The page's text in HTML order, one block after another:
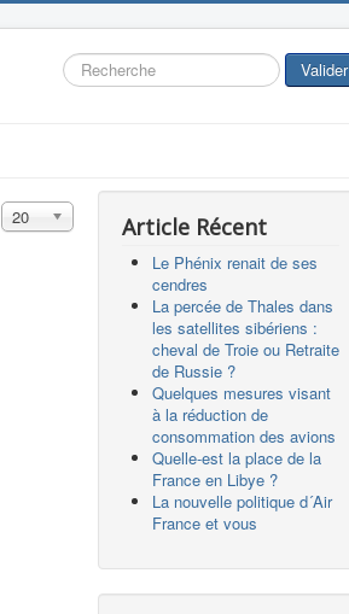
Rechercher Valider
Affichage #
20
Article Récent
Le Phénix renait de ses
cendres
La percée de Thales dans
les satellites sibériens :
cheval de Troie ou Retraite
de Russie ?
Quelques mesures visant
à la réduction de
consommation des avions
Quelle-est la place de la
France en Libye ?
La nouvelle politique d´Air
France et vous